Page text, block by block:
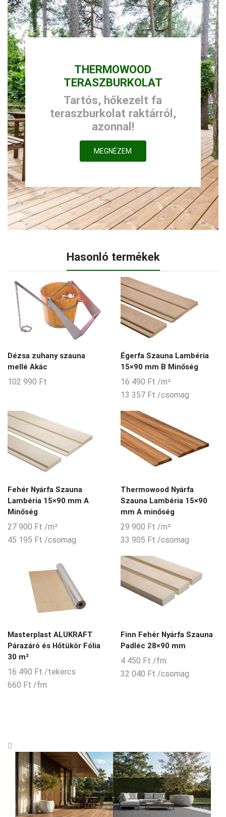
THERMOWOOD
TERASZBURKOLAT
Tartós, hőkezelt fa
teraszburkolat raktárról,
azonnal!
MEGNÉZEM
Hasonló termékek
Dézsa zuhany szauna
mellé Akác
102 990 Ft
Égerfa Szauna Lambéria
15×90 mm B Minőség
16 490 Ft /m²
13 357 Ft /csomag
Fehér Nyárfa Szauna
Lambéria 15×90 mm A
Minőség
27 900 Ft /m²
45 195 Ft /csomag
Thermowood Nyárfa
Szauna Lambéria 15×90
mm A minőség
29 900 Ft /m²
33 905 Ft /csomag
Masterplast ALUKRAFT
Párazáró és Hőtükör Fólia
30 m²
16 490 Ft /tekercs
660 Ft /fm
Finn Fehér Nyárfa Szauna
Padléc 28×90 mm
4 450 Ft /fm
32 040 Ft /csomag